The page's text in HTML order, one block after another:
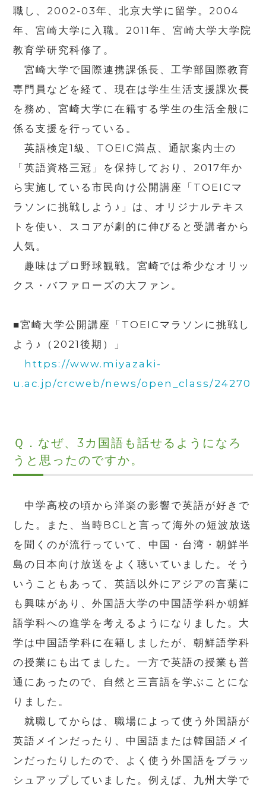
職し、2002-03年、北京大学に留学。2004
年、宮崎大学に入職。2011年、宮崎大学大学院
教育学研究科修了。
宮崎大学で国際連携課係長、工学部国際教育
専門員などを経て、現在は学生生活支援課次長
を務め、宮崎大学に在籍する学生の生活全般に
係る支援を行っている。
英語検定1級、TOEIC満点、通訳案内士の
「英語資格三冠」を保持しており、2017年か
ら実施している市民向け公開講座「TOEICマ
ラソンに挑戦しよう♪」は、オリジナルテキス
トを使い、スコアが劇的に伸びると受講者から
人気。
趣味はプロ野球観戦。宮崎では希少なオリッ
クス・バファローズの大ファン。
■宮崎大学公開講座「 TOEIC マラソンに挑戦し
よう♪（ 2021後期）」
https://www.miyazaki-
u.ac.jp/crcweb/news/open_class/24270
Ｑ．なぜ、3カ国語も話せるようになろ
うと思ったのですか。
中学高校の頃から洋楽の影響で英語が好きで
した。また、当時BCLと言って海外の短波放送
を聞くのが流行っていて、中国・台湾・朝鮮半
島の日本向け放送をよく聴いていました。そう
いうこともあって、英語以外にアジアの言葉に
も興味があり、外国語大学の中国語学科か朝鮮
語学科への進学を考えるようになりました。大
学は中国語学科に在籍しましたが、朝鮮語学科
の授業にも出てました。一方で英語の授業も普
通にあったので、自然と三言語を学ぶことにな
りました。
就職してからは、職場によって使う外国語が
英語メインだったり、中国語または韓国語メイ
ンだったりしたので、よく使う外国語をブラッ
シュアップしていました。例えば、九州大学で